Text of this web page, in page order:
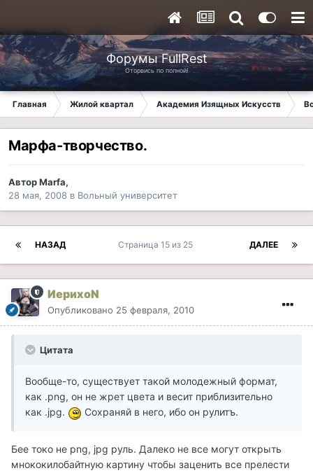
Форумы FullRest
Оторвись по полной!
Главная Жилой квартал Академия Изящных Искусств
Марфа-творчество.
АвторMarfa,
28 мая, 2008 в Вольный университет
НАЗАД ДАЛЕЕ
Страница 15 из 25
ИерихоN
Опубликовано 25 февраля, 2010
Цитата
Вообще-то, существует такой молодежный формат,
как .png, он не жрет цвета и весит приблизительно
как .jpg.
Сохраняй в него, ибо он рулитъ.
Бее токо не png, jpg руль. Далеко не все могут открыть
мнококилобайтную картину чтобы заценить все прелести